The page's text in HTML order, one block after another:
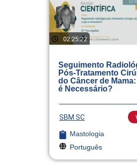
02:25:22
Seguimento
Pós-Tratamento
do Câncer de
é Necessário?
SBM SC
Mastologia
Português